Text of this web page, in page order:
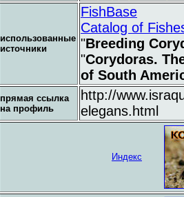
использованные
источники
FishBase
Catalog of
"Breeding
"Corydoras.
of South
прямая ссылка
на профиль
http://
elegans.html
Индекс